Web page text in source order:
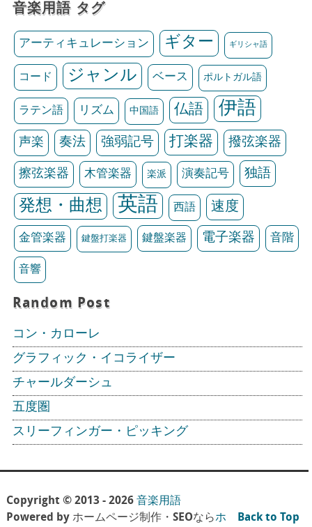
音楽用語 タグ
アーティキュレーション ギター ギリシャ語
コード ジャンル ベース ポルトガル語
ラテン語 リズム 中国語 仏語 伊語
声楽 奏法 強弱記号 打楽器 撥弦楽器
擦弦楽器 木管楽器 楽派 演奏記号 独語
発想・曲想 英語 西語 速度
金管楽器 鍵盤打楽器 鍵盤楽器 電子楽器 音階
音響
Random Post
コン・カローレ
グラフィック・イコライザー
チャールダーシュ
五度圏
スリーフィンガー・ピッキング
Copyright © 2013 - 2026音楽用語
Powered by ホームページ制作・SEOならホ Back to Top